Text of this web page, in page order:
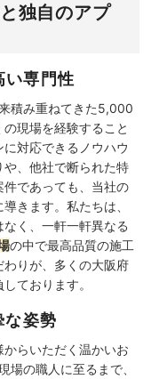
独自のアプ
専門性
積み重ねてきた5,000
現場を経験すること
対応できるノウハウ
、他社で断られた特
であっても、当社の
きます。私たちは、
く、一軒一軒異なる
の中で最高品質の施工
りが、多くの大阪府
ております。
な姿勢
らいただく温かいお
場の職人に至るまで、